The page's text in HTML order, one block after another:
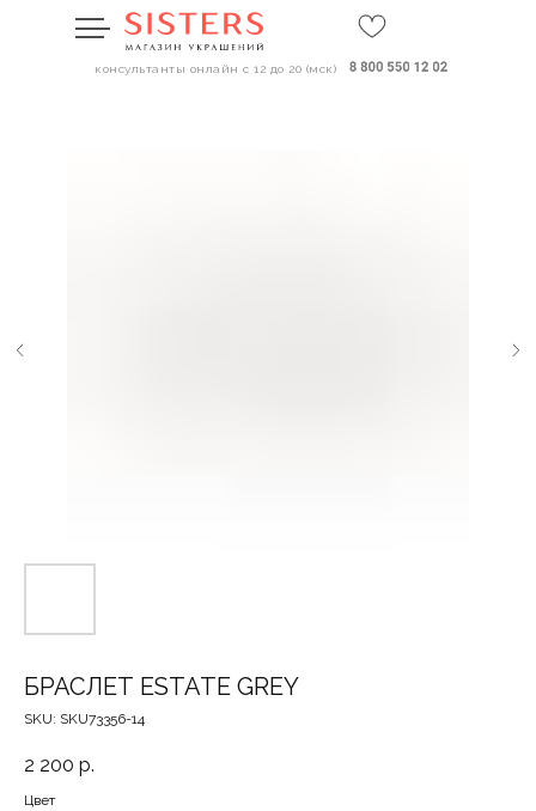
консультанты онлайн с 12 до 20 (мск)
БРАСЛЕТ ESTATE GREY
SKU: SKU73356-14
2 200 р.
Цвет